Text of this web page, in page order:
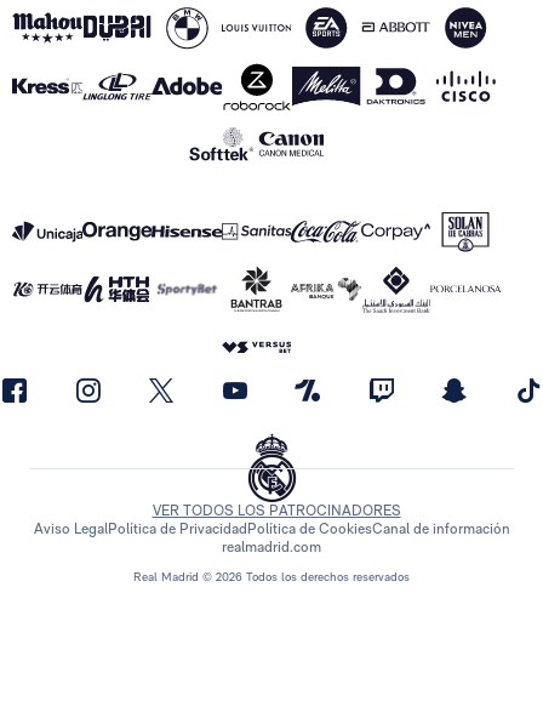
Real Madrid © 2026 Todos los derechos reservados
VER TODOS LOS PATROCINADORES
Aviso LegalPolítica de Privacidad Política de CookiesCanal de información
realmadrid.com